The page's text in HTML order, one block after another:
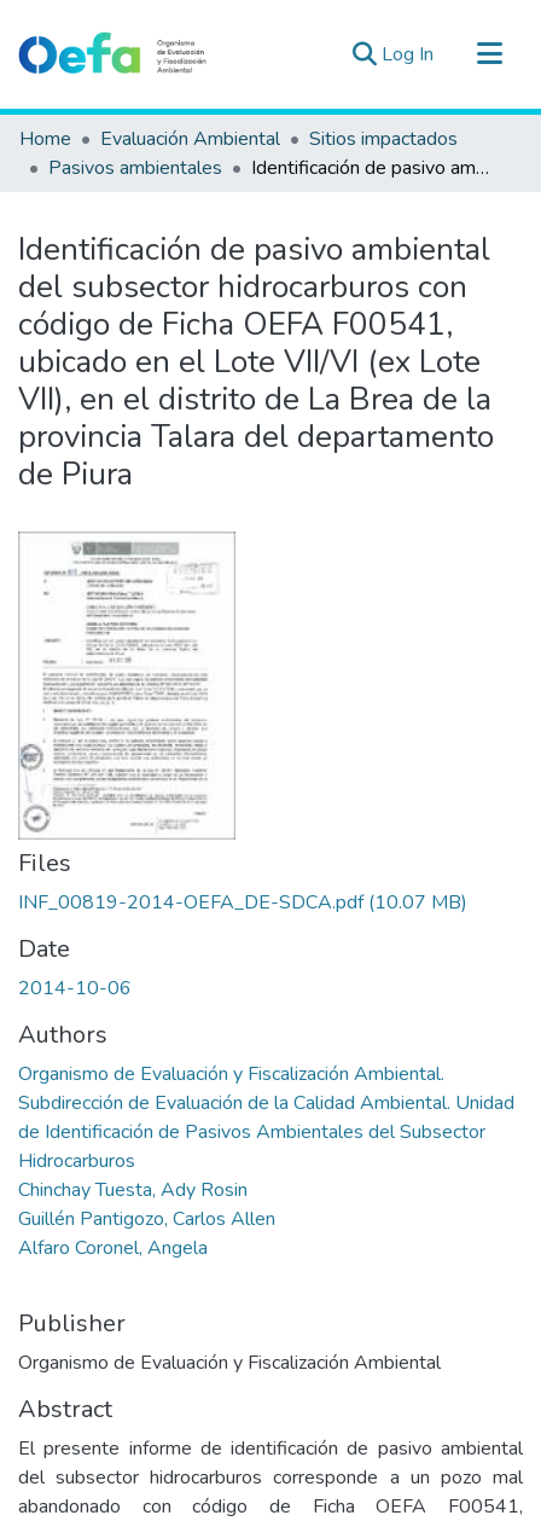
Log In (current)
Communities & Collections
All of DSpace
Estad. Externas
Guias ▾
Home Evaluación Ambiental
Sitios impactados
Pasivos ambientales
Identificación de pasivo ambiental del subsector hidrocarburos con código de Ficha OEFA F00541, ubicado en el Lote VII/VI (ex Lote VII), en el distrito de La Brea de la provincia Talara del departamento de Piura
Identificación de pasivo ambiental
del subsector hidrocarburos con
código de Ficha OEFA F00541,
ubicado en el Lote VII/VI (ex Lote
VII), en el distrito de La Brea de la
provincia Talara del departamento
de Piura
Files
INF_00819-2014-OEFA_DE-SDCA.pdf(10.07 MB)
Date
2014-10-06
Authors
Organismo de Evaluación y Fiscalización Ambiental.
Subdirección de Evaluación de la Calidad Ambiental. Unidad
de Identificación de Pasivos Ambientales del Subsector
Hidrocarburos
Chinchay Tuesta, Ady Rosin
Guillén Pantigozo, Carlos Allen
Alfaro Coronel, Angela
Publisher
Organismo de Evaluación y Fiscalización Ambiental
Abstract
El presente informe de identificación de pasivo ambiental
del subsector hidrocarburos corresponde a un pozo mal
abandonado con código de Ficha OEFA F00541,